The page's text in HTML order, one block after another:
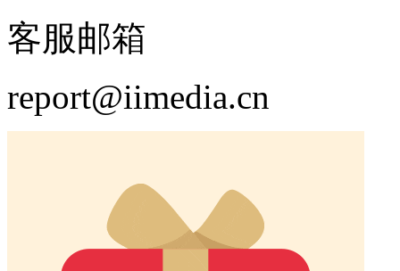
客服邮箱
report@iimedia.cn